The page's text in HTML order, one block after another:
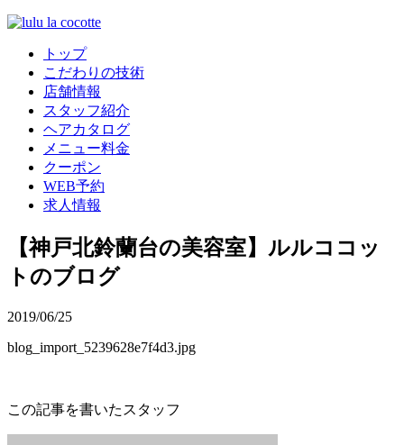
トップ
こだわりの技術
店舗情報
スタッフ紹介
ヘアカタログ
メニュー料金
クーポン
WEB予約
求人情報
【神戸北鈴蘭台の美容室】ルルココッ
トのブログ
2019/06/25
blog_import_5239628e7f4d3.jpg
この記事を書いたスタッフ